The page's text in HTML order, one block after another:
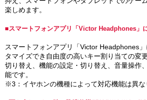
楽しめます。
■スマートフォンアプリ「Victor Headphones」
スマートフォンアプリ「Victor Headphones
タマイズでき自由度の高いキー割り当ての変
切り替え、機能の設定・切り替え、音量操作
能です。
※3：イヤホンの機種によって対応機能は異な